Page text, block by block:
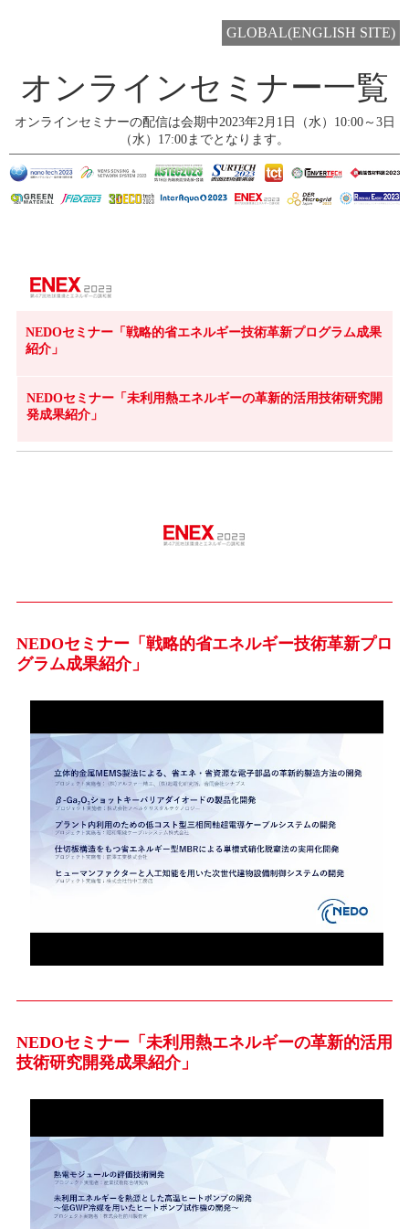
GLOBAL(ENGLISH SITE)
オンラインセミナー一覧
オンラインセミナーの配信は会期中2023年2月1日（水）10:00～3日
（水）17:00までとなります。
NEDOセミナー「戦略的省エネルギー技術革新プログラム成果
紹介」
NEDOセミナー「未利用熱エネルギーの革新的活用技術研究開
発成果紹介」
NEDOセミナー「戦略的省エネルギー技術革新プロ
グラム成果紹介」
NEDOセミナー「未利用熱エネルギーの革新的活用
技術研究開発成果紹介」